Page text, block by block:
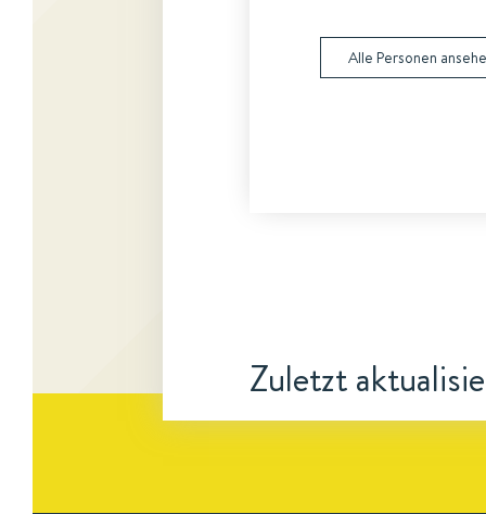
Alle Personen
Zuletzt